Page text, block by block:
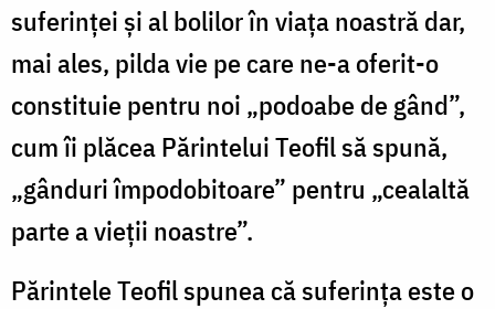
suferinței și al bolilor în viața noastră dar,
mai ales, pilda vie pe care ne-a oferit-o
constituie pentru noi „podoabe de gând”,
cum îi plăcea Părintelui Teofil să spună,
„gânduri împodobitoare” pentru „cealaltă
parte a vieții noastre”.
Părintele Teofil spunea că suferința este o